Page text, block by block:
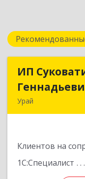
ИП
Урай
Клиентов на
1С:Специалист
ИП